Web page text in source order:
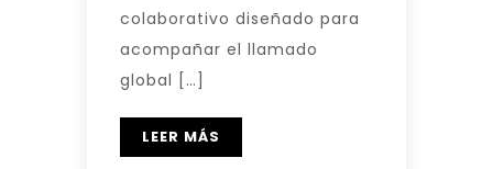
colaborativo diseñado para
acompañar el llamado
global […]
LEER MÁS